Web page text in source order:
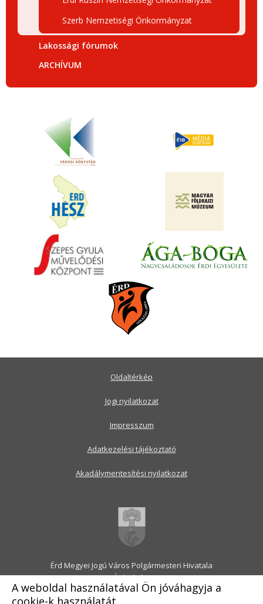
A weboldal használatával Ön jóváhagyja a
cookie-k használatát.
Szerb Nemzetiségi Önkormányzat
Lakossági fórumok
ARCHÍVUM
Érd Megyei Jogú Város Polgármesteri Hivatala
2030 Érd, Alsó utca 1.
Levélcím: 2031 Érd, Pf.: 31
E-mail:onkormanyzat@erd.hu
Oldaltérkép
Jogi nyilatkozat
Impresszum
Adatkezelési tájékoztató
Akadálymentesítési nyilatkozat